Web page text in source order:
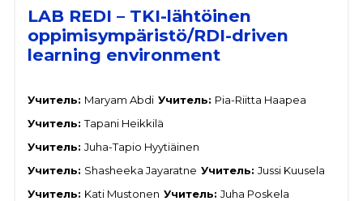
LAB REDI – TKI-lähtöinen
oppimisympäristö/RDI-driven
learning environment
Учитель: Maryam Abdi Учитель: Pia-Riitta Haapea
Учитель:Tapani Heikkilä
Учитель: Juha-Tapio Hyytiäinen
Учитель: Shasheeka Jayaratne Учитель: Jussi Kuusela
Учитель: Kati Mustonen Учитель: Juha Poskela